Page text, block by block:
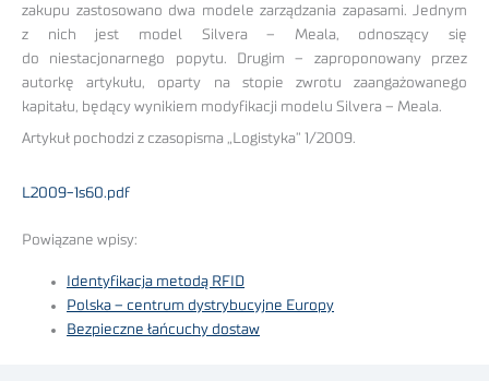
zakupu zastosowano dwa modele zarządzania zapasami. Jednym
z nich jest model Silvera – Meala, odnoszący się
do niestacjonarnego popytu. Drugim – zaproponowany przez
autorkę artykułu, oparty na stopie zwrotu zaangażowanego
kapitału, będący wynikiem modyfikacji modelu Silvera – Meala.
Artykuł pochodzi z czasopisma „Logistyka” 1/2009.
L2009-1s60.pdf
Powiązane wpisy:
Identyfikacja metodą RFID
Polska – centrum dystrybucyjne Europy
Bezpieczne łańcuchy dostaw